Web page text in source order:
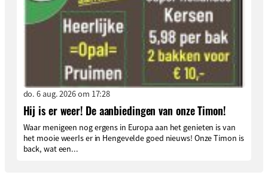
do. 6 aug. 2026 om 17:28
Hij is er weer! De aanbiedingen van onze Timon!
Waar menigeen nog ergens in Europa aan het genieten is van
het mooie weerIs er in Hengevelde goed nieuws! Onze Timon is
back, wat een...